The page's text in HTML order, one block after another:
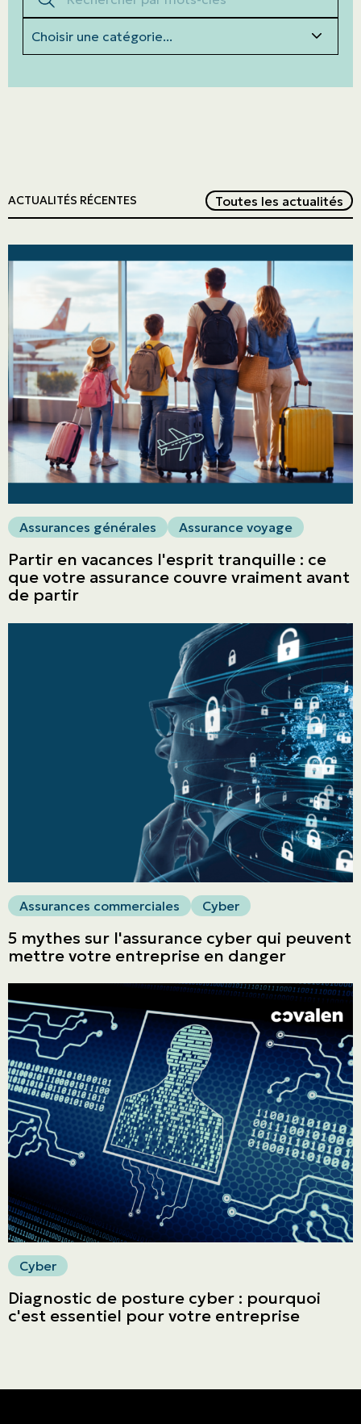
ASSURANCES
Particuliers
ASSURANCES
Entreprises
Obtenir une soumission
Urgences et réclamations
À propos
Carrière
Nous joindre
English | CA
Faites un paiement
ACTUALITÉS RÉCENTES Toutes les actualités
Assurances générales Assurance voyage
Partir en vacances l'esprit tranquille : ce
que votre assurance couvre vraiment avant
de partir
Assurances commerciales Cyber
5 mythes sur l'assurance cyber qui peuvent
mettre votre entreprise en danger
Cyber
Diagnostic de posture cyber : pourquoi
c'est essentiel pour votre entreprise